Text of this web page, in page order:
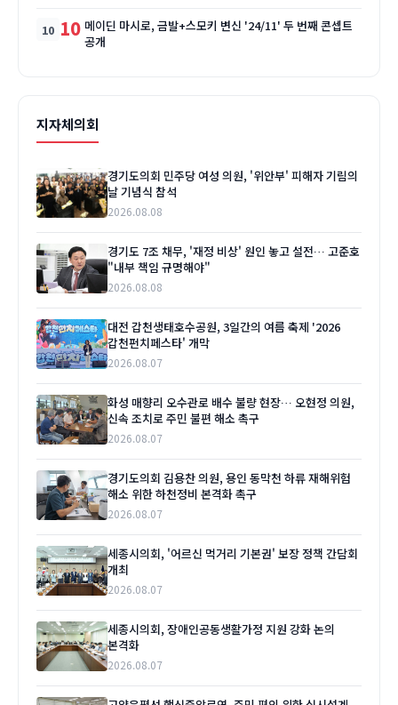
10 메이딘 마시로, 금발+스모키 변신 '24/11' 두 번째 콘셉트
공개
지자체의회
경기도의회 민주당 여성 의원, '위안부' 피해자 기림의
날 기념식 참석
2026.08.08
경기도 7조 채무, '재정 비상' 원인 놓고 설전… 고준호
"내부 책임 규명해야"
2026.08.08
대전 갑천생태호수공원, 3일간의 여름 축제 '2026
갑천펀치페스타' 개막
2026.08.07
화성 매향리 오수관로 배수 불량 현장… 오현정 의원,
신속 조치로 주민 불편 해소 촉구
2026.08.07
경기도의회 김용찬 의원, 용인 동막천 하류 재해위험
해소 위한 하천정비 본격화 촉구
2026.08.07
세종시의회, '어르신 먹거리 기본권' 보장 정책 간담회
개최
2026.08.07
세종시의회, 장애인공동생활가정 지원 강화 논의
본격화
2026.08.07